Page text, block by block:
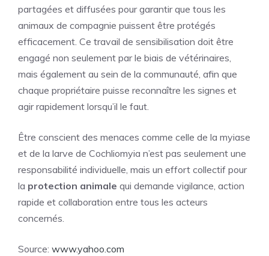
partagées et diffusées pour garantir que tous les
animaux de compagnie puissent être protégés
efficacement. Ce travail de sensibilisation doit être
engagé non seulement par le biais de vétérinaires,
mais également au sein de la communauté, afin que
chaque propriétaire puisse reconnaître les signes et
agir rapidement lorsqu’il le faut.
Être conscient des menaces comme celle de la myiase
et de la larve de Cochliomyia n’est pas seulement une
responsabilité individuelle, mais un effort collectif pour
la protection animale qui demande vigilance, action
rapide et collaboration entre tous les acteurs
concernés.
Source: www.yahoo.com